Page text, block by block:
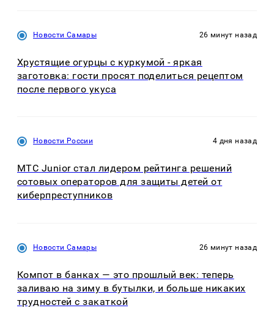
Новости Самары 26 минут назад
Хрустящие огурцы с куркумой - яркая
заготовка: гости просят поделиться рецептом
после первого укуса
Новости России 4 дня назад
МТС Junior стал лидером рейтинга решений
сотовых операторов для защиты детей от
киберпреступников
Новости Самары 26 минут назад
Компот в банках — это прошлый век: теперь
заливаю на зиму в бутылки, и больше никаких
трудностей с закаткой